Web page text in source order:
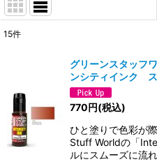
並び順:
絞
15件
グリーンスタッフ
ンシティインク
770円(税込)
ひと塗りで色彩が
Stuff Worldの「
ルにスムーズに流